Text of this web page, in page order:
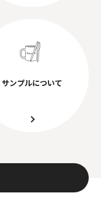
サンプルについて